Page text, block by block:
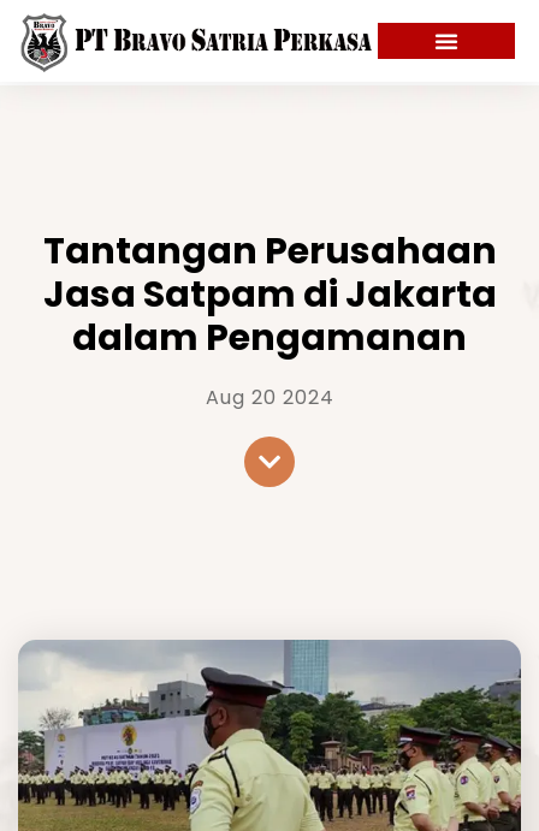
Tantangan Perusahaan
Jasa Satpam di Jakarta
dalam Pengamanan
Aug 20 2024